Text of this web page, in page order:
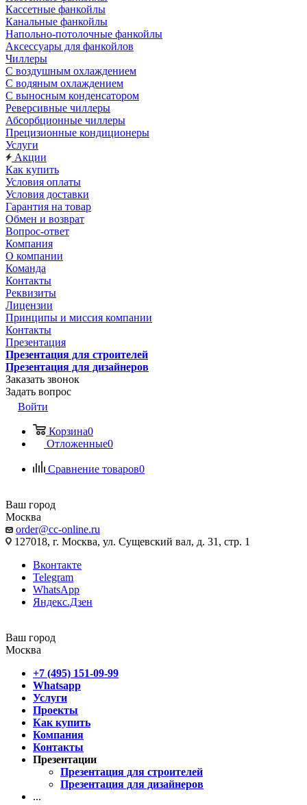
Кассетные фанкойлы
Канальные фанкойлы
Напольно-потолочные фанкойлы
Аксессуары для фанкойлов
Чиллеры
С воздушным охлаждением
С водяным охлаждением
С выносным конденсатором
Реверсивные чиллеры
Абсорбционные чиллеры
Прецизионные кондиционеры
Услуги
Акции
Как купить
Условия оплаты
Условия доставки
Гарантия на товар
Обмен и возврат
Вопрос-ответ
Компания
О компании
Команда
Контакты
Реквизиты
Лицензии
Принципы и миссия компании
Контакты
Презентация
Презентация для строителей
Презентация для дизайнеров
Заказать звонок
Задать вопрос
Войти
Корзина0
Отложенные0
Сравнение товаров0
Ваш город
Москва
order@cc-online.ru
127018, г. Москва, ул. Сущевский вал, д. 31, стр. 1
Вконтакте
Telegram
WhatsApp
Яндекс.Дзен
Ваш город
Москва
+7 (495) 151-09-99
Whatsapp
Услуги
Проекты
Как купить
Компания
Контакты
Презентации
Презентация для строителей
Презентация для дизайнеров
...